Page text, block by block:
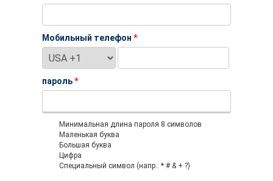
Мобильный телефон *
пароль*
Минимальная длина пароля 8 символов
Маленькая буква
Большая буква
Цифра
Специальный символ (напр.: * # & + ?)